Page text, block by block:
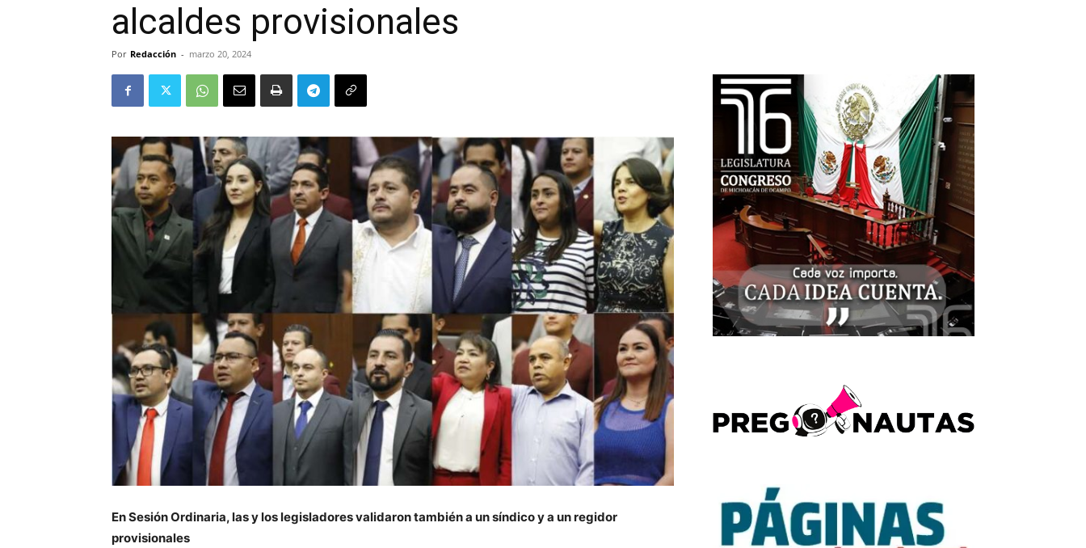
alcaldes provisionales
Por Redacción - marzo 20, 2024
En Sesión Ordinaria, las y los legisladores validaron también a un síndico y a un regidor
provisionales